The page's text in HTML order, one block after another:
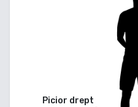
Picior drept